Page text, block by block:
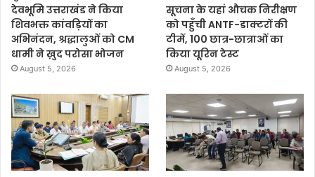
देवभूमि उत्तराखंड ने किया
शिवभक्त कांवड़ियों का
अभिनंदन, श्रद्धालुओं को CM
धामी ने ख़ुद परोसा भोजन
August 5, 2026
सूचना के यहां औचक निरीक्षण
को पहुँची ANTF-डाक्टरों की
टीमें, 100 छात्र-छात्राओं का
किया यूरिन टेस्ट
August 5, 2026